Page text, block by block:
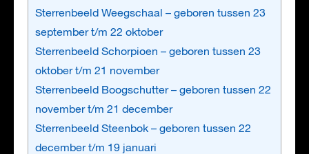
Sterrenbeeld Weegschaal – geboren tussen 23
september t/m 22 oktober
Sterrenbeeld Schorpioen – geboren tussen 23
oktober t/m 21 november
Sterrenbeeld Boogschutter – geboren tussen 22
november t/m 21 december
Sterrenbeeld Steenbok – geboren tussen 22
december t/m 19 januari